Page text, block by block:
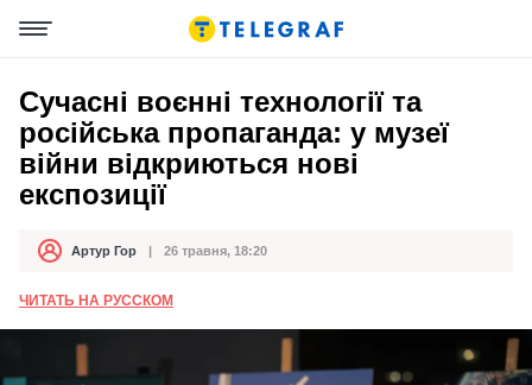
Сучасні воєнні технології та
російська пропаганда: у музеї
війни відкриються нові
експозиції
АвторАртур Гор
Дата публікації 26 травня, 18:20
ЧИТАТЬ НА РУССКОМ